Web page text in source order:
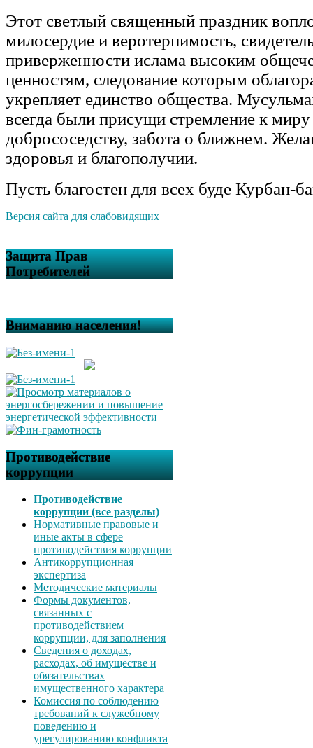
Этот светлый священный праздник
милосердие и веротерпимость,
приверженности ислама высоким
ценностям, следование которым
укрепляет единство общества.
всегда были присущи стремление к
добрососедству, забота о ближнем.
здоровья и благополучии.
Пусть благостен для всех буде Курбан-
Версия сайта для слабовидящих
Защита Прав
Потребителей
Вниманию населения!
Противодействие
коррупции
Противодействие
коррупции (все разделы)
Нормативные правовые и
иные акты в сфере
противодействия коррупции
Антикоррупционная
экспертиза
Методические материалы
Формы документов,
связанных с
противодействием
коррупции, для заполнения
Сведения о доходах,
расходах, об имуществе и
обязательствах
имущественного характера
Комиссия по соблюдению
требований к служебному
поведению и
урегулированию конфликта